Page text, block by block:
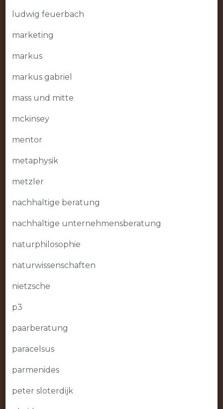
ludwig feuerbach
marketing
markus
markus gabriel
mass und mitte
mckinsey
mentor
metaphysik
metzler
nachhaltige beratung
nachhaltige unternehmensberatung
naturphilosophie
naturwissenschaften
nietzsche
p3
paarberatung
paracelsus
parmenides
peter sloterdijk